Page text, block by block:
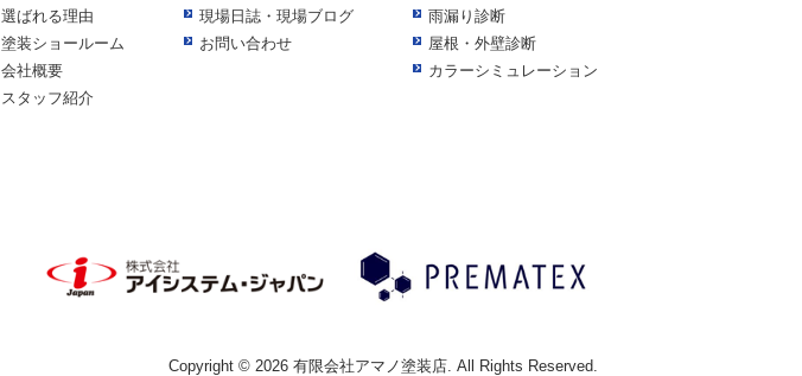
選ばれる理由
塗装ショールーム
会社概要
スタッフ紹介
現場日誌・現場ブログ
お問い合わせ
雨漏り診断
屋根・外壁診断
カラーシミュレーション
Copyright © 2026 有限会社アマノ塗装店. All Rights Reserved.